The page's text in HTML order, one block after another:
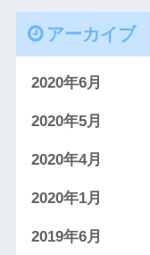
アーカイブ
2020年6月
2020年5月
2020年4月
2020年1月
2019年6月